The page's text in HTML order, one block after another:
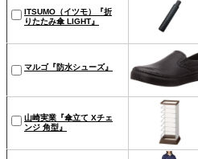
ITSUMO（イツモ）『折
りたたみ傘 LIGHT』
マルゴ『防水シューズ』
山崎実業『傘立て Xチェ
ンジ 角型』